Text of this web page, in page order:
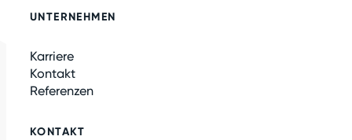
UNTERNEHMEN
Karriere
Kontakt
Referenzen
KONTAKT